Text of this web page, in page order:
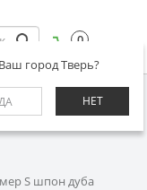
Ваш город Тверь?
НЕТ
0
S шпон дуба